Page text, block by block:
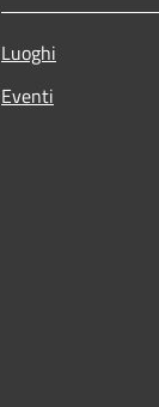
Luoghi
Eventi